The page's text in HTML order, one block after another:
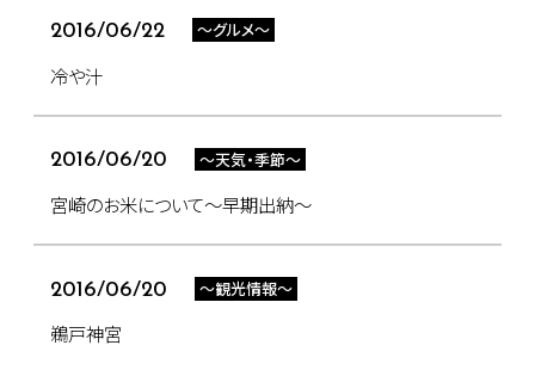
2016/06/22 ～グルメ～
冷や汁
2016/06/20 ～天気・季節～
宮崎のお米について～早期出納～
2016/06/20 ～観光情報～
鵜戸神宮